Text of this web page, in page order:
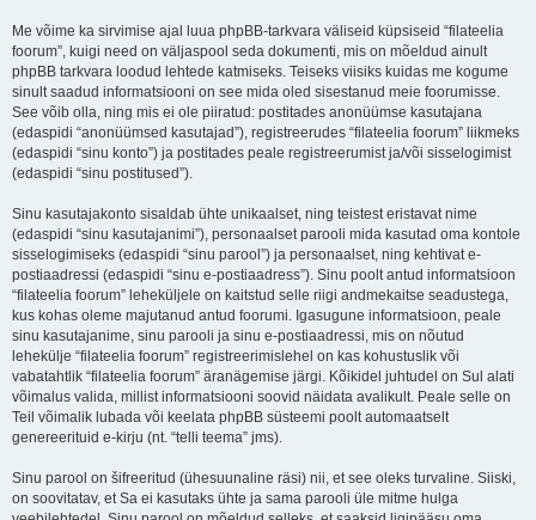
Me võime ka sirvimise ajal luua phpBB-tarkvara väliseid küpsiseid “filateelia
foorum”, kuigi need on väljaspool seda dokumenti, mis on mõeldud ainult
phpBB tarkvara loodud lehtede katmiseks. Teiseks viisiks kuidas me kogume
sinult saadud informatsiooni on see mida oled sisestanud meie foorumisse.
See võib olla, ning mis ei ole piiratud: postitades anonüümse kasutajana
(edaspidi “anonüümsed kasutajad”), registreerudes “filateelia foorum” liikmeks
(edaspidi “sinu konto”) ja postitades peale registreerumist ja/või sisselogimist
(edaspidi “sinu postitused”).
Sinu kasutajakonto sisaldab ühte unikaalset, ning teistest eristavat nime
(edaspidi “sinu kasutajanimi”), personaalset parooli mida kasutad oma kontole
sisselogimiseks (edaspidi “sinu parool”) ja personaalset, ning kehtivat e-
postiaadressi (edaspidi “sinu e-postiaadress”). Sinu poolt antud informatsioon
“filateelia foorum” leheküljele on kaitstud selle riigi andmekaitse seadustega,
kus kohas oleme majutanud antud foorumi. Igasugune informatsioon, peale
sinu kasutajanime, sinu parooli ja sinu e-postiaadressi, mis on nõutud
lehekülje “filateelia foorum” registreerimislehel on kas kohustuslik või
vabatahtlik “filateelia foorum” äranägemise järgi. Kõikidel juhtudel on Sul alati
võimalus valida, millist informatsiooni soovid näidata avalikult. Peale selle on
Teil võimalik lubada või keelata phpBB süsteemi poolt automaatselt
genereerituid e-kirju (nt. “telli teema” jms).
Sinu parool on šifreeritud (ühesuunaline räsi) nii, et see oleks turvaline. Siiski,
on soovitatav, et Sa ei kasutaks ühte ja sama parooli üle mitme hulga